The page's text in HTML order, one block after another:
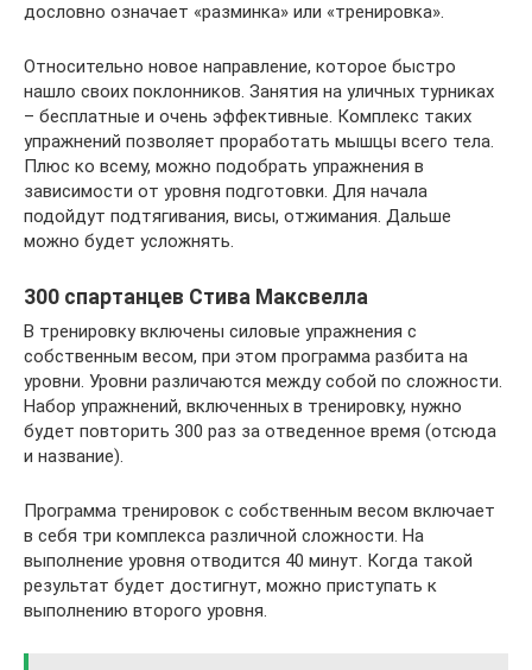
дословно означает «разминка» или «тренировка».
Относительно новое направление, которое быстро
нашло своих поклонников. Занятия на уличных турниках
– бесплатные и очень эффективные. Комплекс таких
упражнений позволяет проработать мышцы всего тела.
Плюс ко всему, можно подобрать упражнения в
зависимости от уровня подготовки. Для начала
подойдут подтягивания, висы, отжимания. Дальше
можно будет усложнять.
300 спартанцев Стива Максвелла
В тренировку включены силовые упражнения с
собственным весом, при этом программа разбита на
уровни. Уровни различаются между собой по сложности.
Набор упражнений, включенных в тренировку, нужно
будет повторить 300 раз за отведенное время (отсюда
и название).
Программа тренировок с собственным весом включает
в себя три комплекса различной сложности. На
выполнение уровня отводится 40 минут. Когда такой
результат будет достигнут, можно приступать к
выполнению второго уровня.